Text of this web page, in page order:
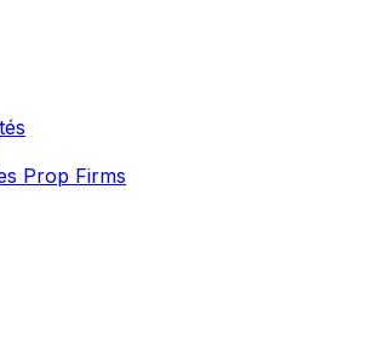
Prop Firms